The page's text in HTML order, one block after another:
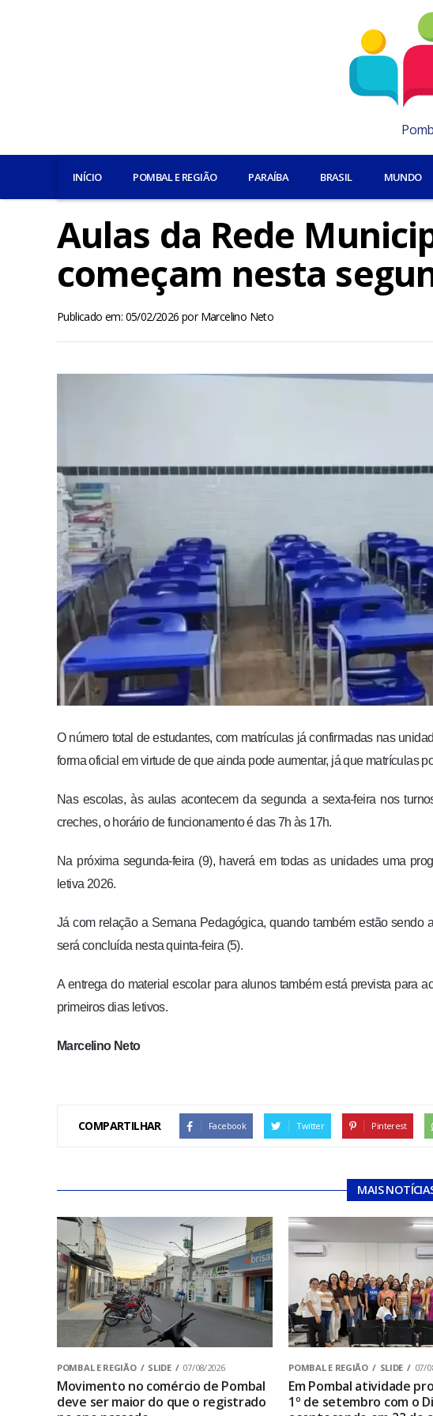
INÍCIO POMBAL E REGIÃO PARAÍBA BRASIL MUNDO
Aulas da Rede
começam nesta
Publicado em: 05/02/2026 porMarcelino Neto
O número total de estudantes, com matrículas já confirmadas nas
forma oficial em virtude de que ainda pode aumentar, já que matrículas
Nas escolas, às aulas acontecem da segunda a sexta-feira nos
creches, o horário de funcionamento é das 7h às 17h.
Na próxima segunda-feira (9), haverá em todas as unidades uma
letiva 2026.
Já com relação a Semana Pedagógica, quando também estão sendo
será concluída nesta quinta-feira (5).
A entrega do material escolar para alunos também está prevista para
primeiros dias letivos.
Marcelino Neto
COMPARTILHAR Facebook Twitter Pinterest
MAIS
POMBAL E REGIÃO SLIDE 07/08/2026
Movimento no comércio de Pombal
deve ser maior do que o registrado
POMBAL E REGIÃO SLIDE 07/
Em Pombal atividade
1º de setembro com o